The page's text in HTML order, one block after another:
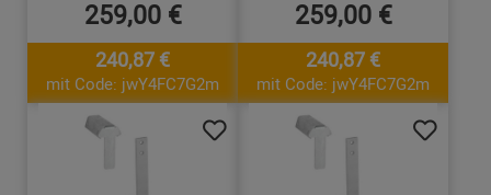
259,00 €
240,87 €
mit Code: jwY4FC7G2m
259,00 €
240,87 €
mit Code: jwY4FC7G2m